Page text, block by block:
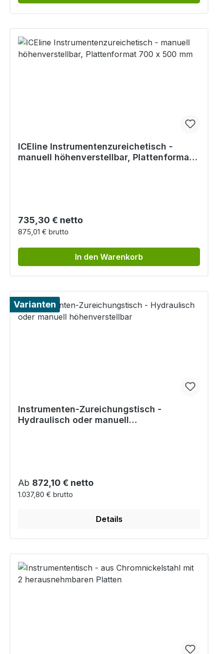
ICEline Instrumentenzureichetisch -
manuell höhenverstellbar, Plattenformat
Regulärer Preis:
735,30 € netto
875,01 € brutto
In den Warenkorb
Varianten
Instrumenten-Zureichungstisch -
Hydraulisch oder manuell
Regulärer Preis:
Ab 872,10 € netto
1.037,80 € brutto
Details